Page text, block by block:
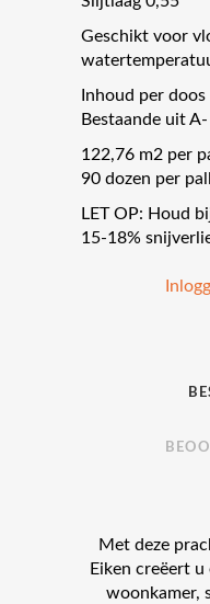
Geschikt voor
Inhoud per
Bestaande uit
122,76 m2 per
90 dozen per
LET OP: Houd
15-18%
Met deze
Eiken creëert
woonkamer,